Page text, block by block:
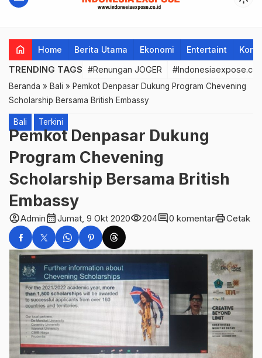
home Home Berita Utama Ekonomi Entertaint
TRENDING TAGS #Renungan JOGER
Beranda » Bali » Pemkot Denpasar Dukung Program Chevening
Scholarship Bersama British Embassy
Bali Terkini
Pemkot Denpasar Dukung
Program Chevening
Scholarship Bersama British
Embassy
account_circleAdmincalendar_monthJumat, 9 Okt 2020visibility204comment0 komentarprintCetak